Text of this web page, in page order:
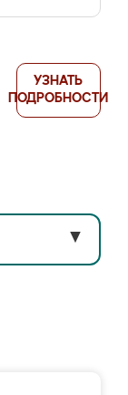
УЗНАТЬ
ПОДРОБНОСТИ
▼